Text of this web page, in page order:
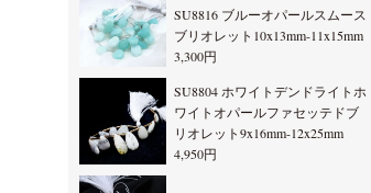
SU8816 ブルーオパールスムース
ブリオレット10x13mm-11x15mm
3,300円
SU8804 ホワイトデンドライトホ
ワイトオパールファセッテドブ
リオレット9x16mm-12x25mm
4,950円